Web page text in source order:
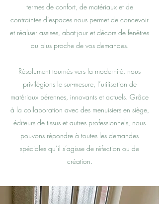
termes de confort, de matériaux et de
contraintes d’espaces nous permet de concevoir
et réaliser assises, abat-jour et décors de fenêtres
au plus proche de vos demandes.
Résolument tournés vers la modernité, nous
privilégions le sur-mesure, l’utilisation de
matériaux pérennes, innovants et actuels. Grâce
à la collaboration avec des menuisiers en siège,
éditeurs de tissus et autres professionnels, nous
pouvons répondre à toutes les demandes
spéciales qu’il s’agisse de réfection ou de
création.